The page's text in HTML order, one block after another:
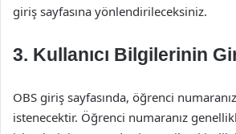
giriş sayfasına yönlendirileceksiniz.
3. Kullanıcı Bilgilerinin
OBS giriş sayfasında, öğrenci
istenecektir. Öğrenci numaranız